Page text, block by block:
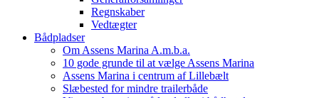
Regnskaber
Vedtægter
Bådpladser
Om Assens Marina A.m.b.a.
10 gode grunde til at vælge Assens Marina
Assens Marina i centrum af Lillebælt
Slæbested for mindre trailerbåde